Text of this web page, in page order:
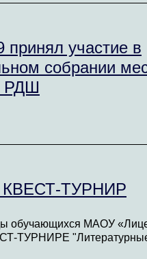
участие в
собрании
РДШ
КВЕСТ-ТУРНИР
обучающихся МАОУ
ТУРНИРЕ